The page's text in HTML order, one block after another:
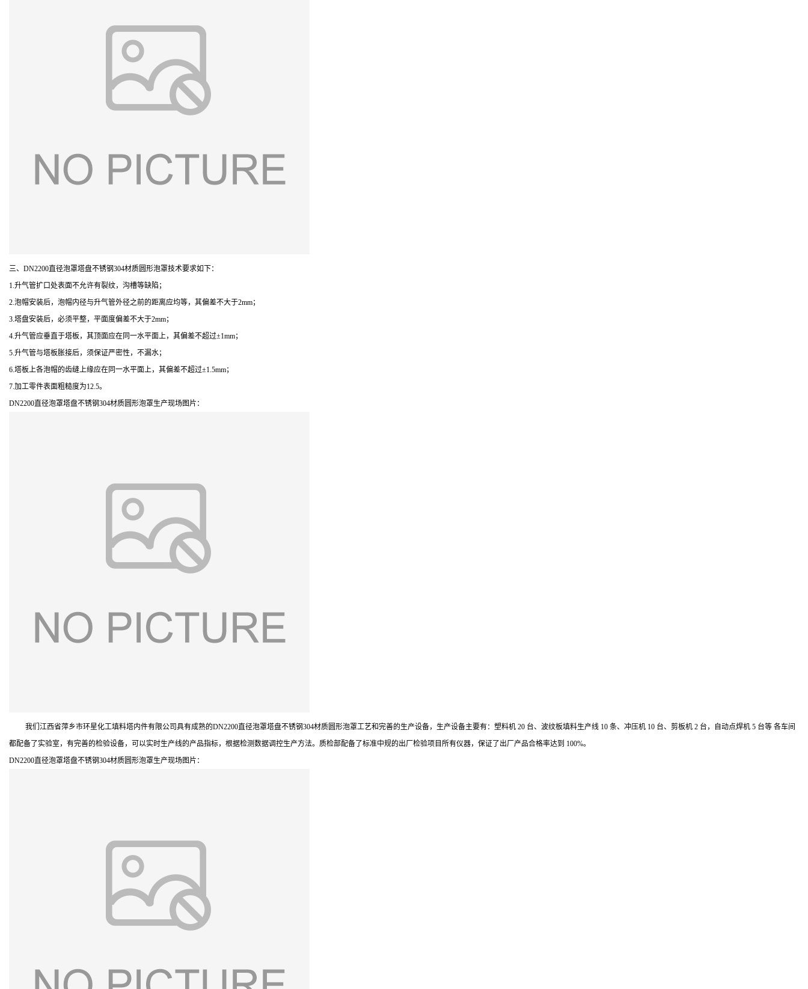
三、DN2200直径泡罩塔盘不锈钢304材质圆形泡罩技术要求如下：
1.升气管扩口处表面不允许有裂纹，沟槽等缺陷；
2.泡帽安装后，泡帽内径与升气管外径之前的距离应均等，其偏差不大于2mm；
3.塔盘安装后，必须平整，平面度偏差不大于2mm；
4.升气管应垂直于塔板，其顶面应在同一水平面上，其偏差不超过±1mm；
5.升气管与塔板胀接后，须保证严密性，不漏水；
6.塔板上各泡帽的齿缝上缘应在同一水平面上，其偏差不超过±1.5mm；
7.加工零件表面粗糙度为12.5。
DN2200直径泡罩塔盘不锈钢304材质圆形泡罩生产现场图片：
我们江西省萍乡市环星化工填料塔内件有限公司具有成熟的DN2200直径泡罩塔盘不锈钢304材质圆形泡罩工艺和完善的生产设备，生产设备主要有：塑料机 20 台、波纹板填料生产线 10 条、冲压机 10 台、剪板机 2 台，自动点焊机 5 台等 各车间
都配备了实验室，有完善的检验设备，可以实时生产线的产品指标，根据检测数据调控生产方法。质检部配备了标准中规的出厂检验项目所有仪器，保证了出厂产品合格率达到 100%。
DN2200直径泡罩塔盘不锈钢304材质圆形泡罩生产现场图片：